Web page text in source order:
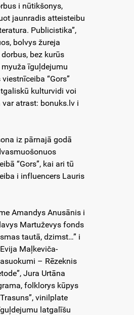
i nūtikšonys,
jaunradis atteisteibu
Publicistika”,
bolvys žureja
bez kurūs
īguļdejumu
“Gors”
kulturvidi voi
atrast: bonuks.lv i
iz pārnajā godā
“Gors”, kai ari tū
i influencers Lauris
Amandys Anusānis i
Martuževys fonds
tautā, dzimst…” i
Maļkeviča-
– Rēzeknis
Jura Urtāna
folklorys kūpys
vinilplate
latgalīšu